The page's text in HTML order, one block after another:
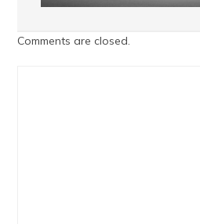
Comments are closed.